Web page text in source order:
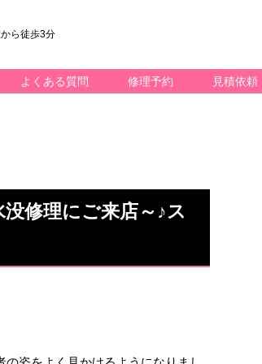
ら徒歩3分
よくある質問 修理予約 見積依頼
修理にご来店～♪ス